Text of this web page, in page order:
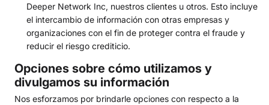
Deeper Network Inc, nuestros clientes u otros. Esto incluye
el intercambio de información con otras empresas y
organizaciones con el fin de proteger contra el fraude y
reducir el riesgo crediticio.
Opciones sobre cómo utilizamos y
divulgamos su información
Nos esforzamos por brindarle opciones con respecto a la